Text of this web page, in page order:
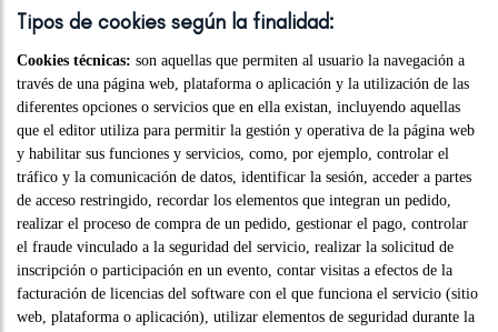
Tipos de cookies según la finalidad:
Cookies técnicas: son aquellas que permiten al usuario la navegación a
través de una página web, plataforma o aplicación y la utilización de las
diferentes opciones o servicios que en ella existan, incluyendo aquellas
que el editor utiliza para permitir la gestión y operativa de la página web
y habilitar sus funciones y servicios, como, por ejemplo, controlar el
tráfico y la comunicación de datos, identificar la sesión, acceder a partes
de acceso restringido, recordar los elementos que integran un pedido,
realizar el proceso de compra de un pedido, gestionar el pago, controlar
el fraude vinculado a la seguridad del servicio, realizar la solicitud de
inscripción o participación en un evento, contar visitas a efectos de la
facturación de licencias del software con el que funciona el servicio (sitio
web, plataforma o aplicación), utilizar elementos de seguridad durante la